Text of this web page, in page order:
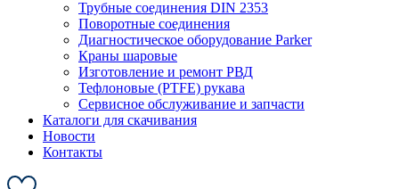
Трубные соединения DIN 2353
Поворотные соединения
Диагностическое оборудование Parker
Краны шаровые
Изготовление и ремонт РВД
Тефлоновые (PTFE) рукава
Сервисное обслуживание и запчасти
Каталоги для скачивания
Новости
Контакты